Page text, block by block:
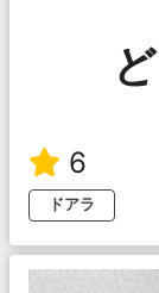
6
ドアラ